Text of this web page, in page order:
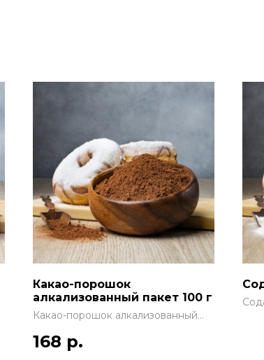
Какао-порошок
алкализованный пакет 100 г
Какао-порошок алкализованный
168 р.